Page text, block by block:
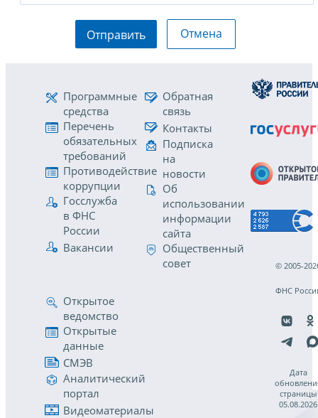
Отправить Отмена
Программные
средства
Перечень
обязательных
требований
Противодействие
коррупции
Госслужба
в ФНС
России
Вакансии
Обратная
связь
Контакты
Подписка
на
новости
Об
использовании
информации
сайта
Общественный
совет
Открытое
ведомство
Открытые
данные
СМЭВ
Аналитический
портал
Видеоматериалы
© 2005-
ФНС
Дата
страницы
05.08.2026